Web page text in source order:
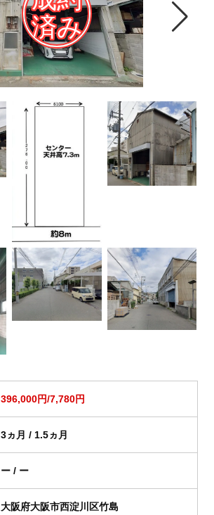
396,000円/7,780円
3ヵ月 / 1.5ヵ月
ー / ー
大阪府大阪市西淀川区竹島